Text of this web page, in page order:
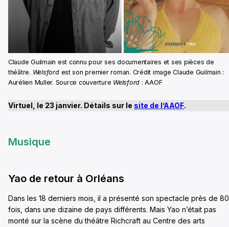
Claude Guilmain est connu pour ses documentaires et ses pièces de
théâtre. Welsford est son premier roman. Crédit image Claude Guilmain :
Aurélien Muller. Source couverture Welsford : AAOF
Virtuel, le 23 janvier. Détails sur le site de l’AAOF.
Musique
Yao de retour à Orléans
Dans les 18 derniers mois, il a présenté son spectacle près de 80
fois, dans une dizaine de pays différents. Mais Yao n’était pas
monté sur la scène du théâtre Richcraft au Centre des arts